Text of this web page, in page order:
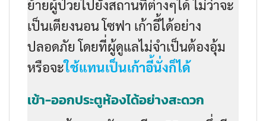
ย้ายผู้ป่วยไปยังสถานที่ต่างๆได้ ไม่ว่าจะ
เป็นเตียงนอน โซฟา เก้าอี้ได้อย่าง
ปลอดภัย โดยที่ผู้ดูแลไม่จำเป็นต้องอุ้ม
หรือจะใช้แทนเป็นเก้าอี้นั่งก็ได้
เข้า-ออกประตูห้องได้อย่างสะดวก